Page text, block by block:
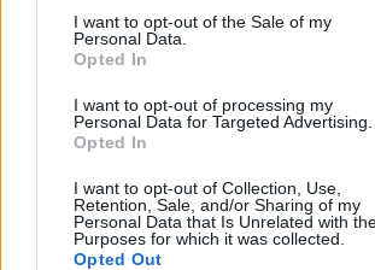
consent section.
I want to opt-out of the Sale of my
Personal Data.
Opted In
I want to opt-out of processing my
Personal Data for Targeted Advertising.
Opted In
I want to opt-out of Collection, Use,
Retention, Sale, and/or Sharing of my
Personal Data that Is Unrelated with
Purposes for which it was collected.
Opted Out
KSZO
Sieniawa
2026-07-07 21:02
Nowy pomocnik w
trzecioligowcu